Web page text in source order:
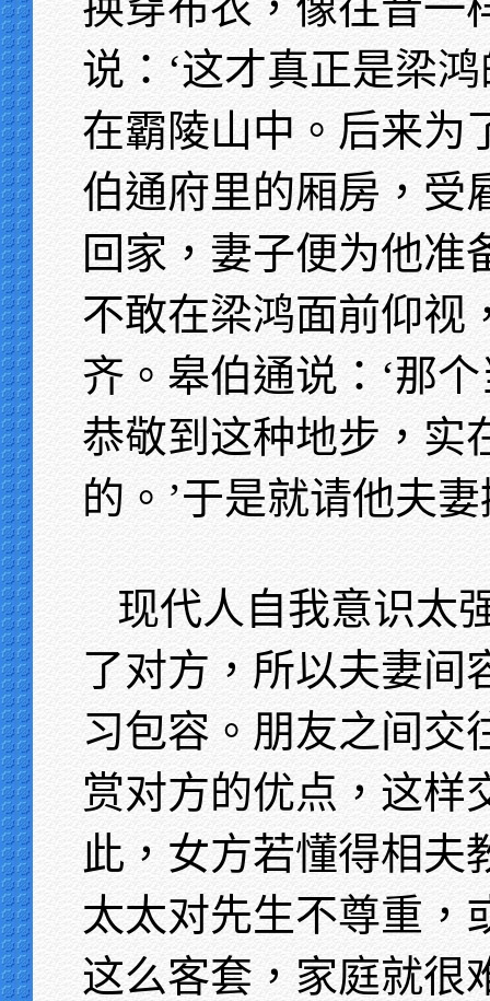
说：‘这才真正是梁
在霸陵山中。后来为
伯通府里的厢房，受
回家，妻子便为他准
不敢在梁鸿面前仰视
齐。皋伯通说：‘那
恭敬到这种地步，实
的。’于是就请他夫
现代人自我意识太
了对方，所以夫妻间
习包容。朋友之间交
赏对方的优点，这样
此，女方若懂得相夫
太太对先生不尊重，
这么客套，家庭就很